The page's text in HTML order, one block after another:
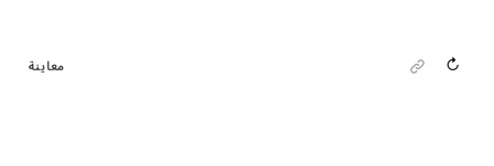
معاينة ↻